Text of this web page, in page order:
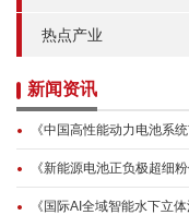
热点产业
新闻资讯
《中国高性能动力电池系
《新能源电池正负极超细
《国际AI全域智能水下立